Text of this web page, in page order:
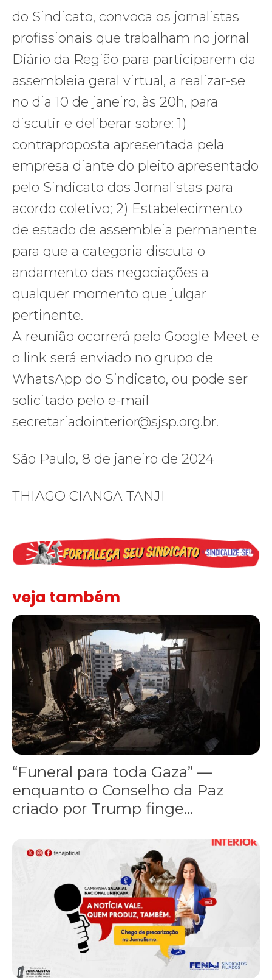
do Sindicato, convoca os jornalistas
profissionais que trabalham no jornal
Diário da Região para participarem da
assembleia geral virtual, a realizar-se
no dia 10 de janeiro, às 20h, para
discutir e deliberar sobre: 1)
contraproposta apresentada pela
empresa diante do pleito apresentado
pelo Sindicato dos Jornalistas para
acordo coletivo; 2) Estabelecimento
de estado de assembleia permanente
para que a categoria discuta o
andamento das negociações a
qualquer momento que julgar
pertinente.
A reunião ocorrerá pelo Google Meet e
o link será enviado no grupo de
WhatsApp do Sindicato, ou pode ser
solicitado pelo e-mail
secretariadointerior@sjsp.org.br.
São Paulo, 8 de janeiro de 2024
THIAGO CIANGA TANJI
veja também
“Funeral para toda Gaza” — enquanto o Conselho da Paz
“Funeral para toda Gaza” —
enquanto o Conselho da Paz
criado por Trump finge...
Assinada nova CCT de jornais e revistas do interior